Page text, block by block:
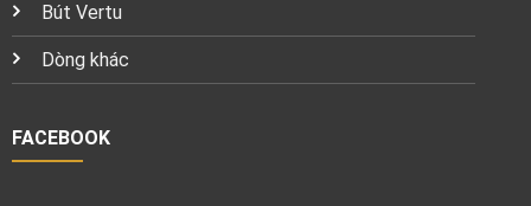
Bút Vertu
Dòng khác
FACEBOOK